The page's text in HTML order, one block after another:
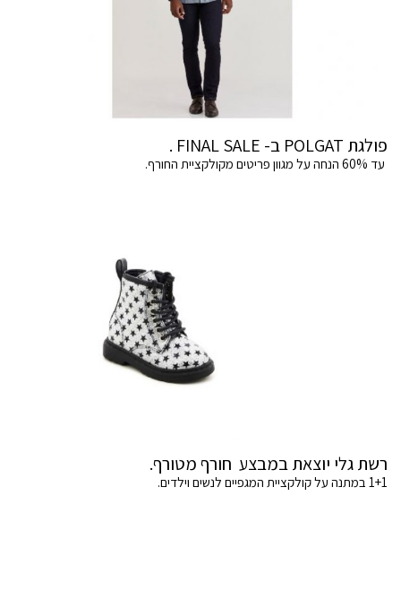
פולגת POLGAT ב- FINAL SALE .
עד 60% הנחה על מגוון פריטים מקולקציית החורף.
רשת גלי יוצאת במבצע חורף מטורף.
1+1 במתנה על קולקציית המגפיים לנשים וילדים.